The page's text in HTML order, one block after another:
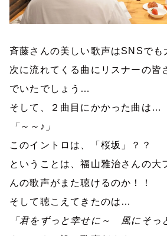
斉藤さんの美しい歌声はSNSでも
次に流れてくる曲にリスナーの皆
でいたでしょう…
そして、２曲目にかかった曲は…
「～～♪」
このイントロは、「桜坂」？？
ということは、福山雅治さんの大
んの歌声がまた聴けるのか！！
そして聴こえてきたのは…
「君をずっと幸せに～ 風にそっ